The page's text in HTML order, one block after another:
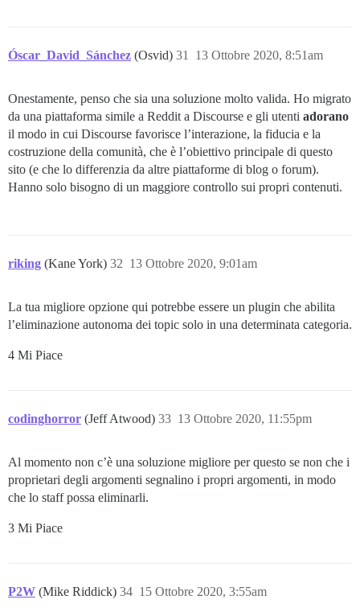
Óscar_David_Sánchez (Osvid) 13 Ottobre 2020, 8:51am
31
Onestamente, penso che sia una soluzione molto valida. Ho migrato
da una piattaforma simile a Reddit a Discourse e gli utenti adorano
il modo in cui Discourse favorisce l’interazione, la fiducia e la
costruzione della comunità, che è l’obiettivo principale di questo
sito (e che lo differenzia da altre piattaforme di blog o forum).
Hanno solo bisogno di un maggiore controllo sui propri contenuti.
riking (Kane York) 13 Ottobre 2020, 9:01am
32
La tua migliore opzione qui potrebbe essere un plugin che abilita
l’eliminazione autonoma dei topic solo in una determinata categoria.
4 Mi Piace
codinghorror (Jeff Atwood) 13 Ottobre 2020, 11:55pm
33
Al momento non c’è una soluzione migliore per questo se non che i
proprietari degli argomenti segnalino i propri argomenti, in modo
che lo staff possa eliminarli.
3 Mi Piace
P2W (Mike Riddick) 15 Ottobre 2020, 3:55am
34